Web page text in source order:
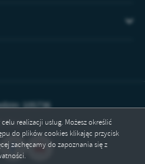
realizacji usług. Możesz określić
do plików cookies klikając przycisk
zachęcamy do zapoznania się z
105736
2